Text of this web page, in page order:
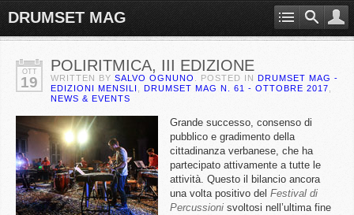
DRUMSET MAG
OTT
19
POLIRITMICA, III EDIZIONE
WRITTEN BY SALVO OGNUNO . POSTED IN DRUMSET MAG -
EDIZIONI MENSILI
DRUMSET MAG N. 61 - OTTOBRE 2017
NEWS & EVENTS
Grande successo, consenso di
pubblico e gradimento della
cittadinanza verbanese, che ha
partecipato attivamente a tutte le
attività. Questo il bilancio ancora
una volta positivo del Festival di
Percussioni svoltosi nell’ultima fine